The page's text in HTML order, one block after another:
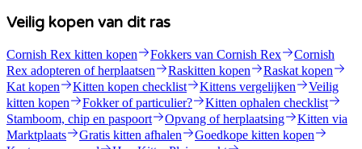
Veilig kopen van dit ras
Cornish Rex kitten kopen Fokkers van Cornish Rex
Cornish
Rex adopteren of herplaatsen
Raskitten kopen
Raskat kopen
Kat kopen
Kitten kopen checklist Kittens vergelijken
Veilig
kitten kopen
Fokker of particulier?
Kitten ophalen checklist
Stamboom, chip en paspoort
Opvang of herplaatsing
Kitten via
Marktplaats
Gratis kitten afhalen
Goedkope kitten kopen